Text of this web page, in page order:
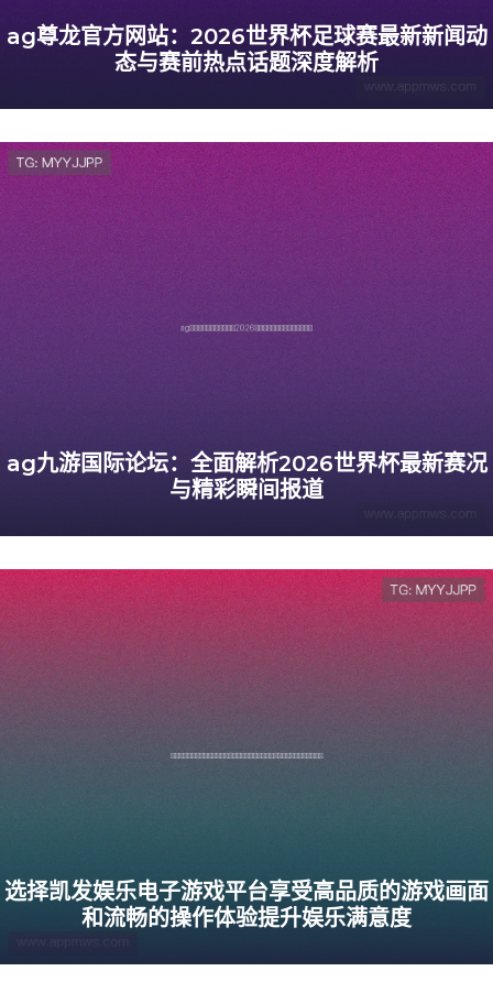
ag尊龙官方网站：2026世界杯足球赛最新新闻动
态与赛前热点话题深度解析
ag九游国际论坛：全面解析2026世界杯最新赛况
与精彩瞬间报道
选择凯发娱乐电子游戏平台享受高品质的游戏画面
和流畅的操作体验提升娱乐满意度